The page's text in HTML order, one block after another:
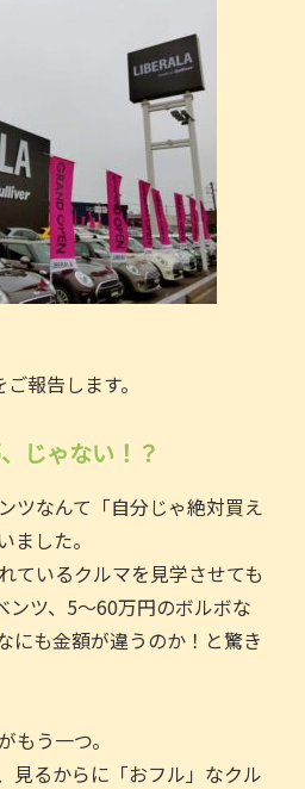
報告します。
じゃない！？
ツなんて「自分じゃ絶対買え
ました。
ているクルマを見学させても
ツ、5〜60万円のボルボな
にも金額が違うのか！と驚き
もう一つ。
見るからに「おフル」なクル